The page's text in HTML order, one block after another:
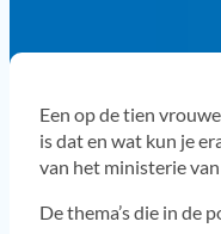
Een op de tien
is dat en wat kun je
van het ministerie
De thema’s die in de